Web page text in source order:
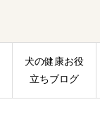
犬の健康お役
立ちブログ